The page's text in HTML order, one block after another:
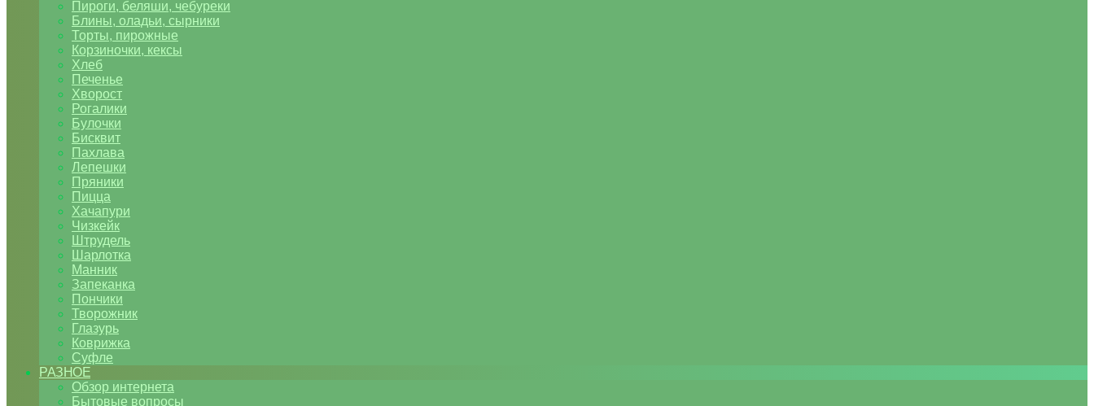
Пироги, беляши, чебуреки
Блины, оладьи, сырники
Торты, пирожные
Корзиночки, кексы
Хлеб
Печенье
Хворост
Рогалики
Булочки
Бисквит
Пахлава
Лепешки
Пряники
Пицца
Хачапури
Чизкейк
Штрудель
Шарлотка
Манник
Запеканка
Пончики
Творожник
Глазурь
Коврижка
Суфле
РАЗНОЕ
Обзор интернета
Бытовые вопросы